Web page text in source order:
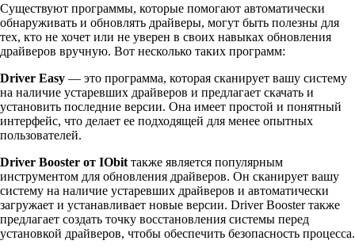
Существуют программы, которые помогают автоматически
обнаруживать и обновлять драйверы, могут быть полезны для
тех, кто не хочет или не уверен в своих навыках обновления
драйверов вручную. Вот несколько таких программ:
Driver Easy — это программа, которая сканирует вашу систему
на наличие устаревших драйверов и предлагает скачать и
установить последние версии. Она имеет простой и понятный
интерфейс, что делает ее подходящей для менее опытных
пользователей.
Driver Booster от IObit также является популярным
инструментом для обновления драйверов. Он сканирует вашу
систему на наличие устаревших драйверов и автоматически
загружает и устанавливает новые версии. Driver Booster также
предлагает создать точку восстановления системы перед
установкой драйверов, чтобы обеспечить безопасность процесса.